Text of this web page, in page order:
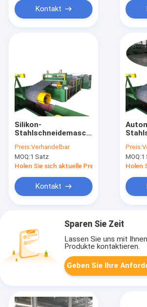
Kontakt
Silikon-
Stahlschneidemaschine-
Trennsäge 120
m/min
Preis:Verhandelbar
MOQ:1 Satz
Holen Sie sich aktuelle Preis
Kontakt
Preis:
MOQ:1
Holen
Sparen Sie Zeit
Lassen Sie uns mit
Produkte kontaktieren.
Geben Sie Ihre